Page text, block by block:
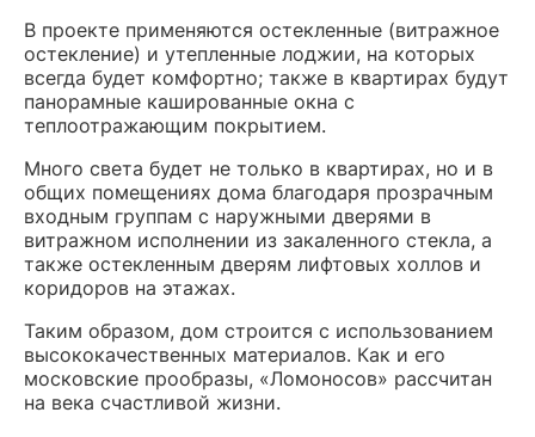
В проекте применяются остекленные (витражное
остекление) и утепленные лоджии, на которых
всегда будет комфортно; также в квартирах будут
панорамные кашированные окна с
теплоотражающим покрытием.
Много света будет не только в квартирах, но и в
общих помещениях дома благодаря прозрачным
входным группам с наружными дверями в
витражном исполнении из закаленного стекла, а
также остекленным дверям лифтовых холлов и
коридоров на этажах.
Таким образом, дом строится с использованием
высококачественных материалов. Как и его
московские прообразы, «Ломоносов» рассчитан
на века счастливой жизни.